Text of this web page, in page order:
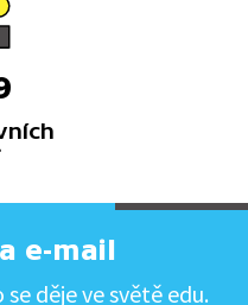
e-mail
děje ve světě edu.